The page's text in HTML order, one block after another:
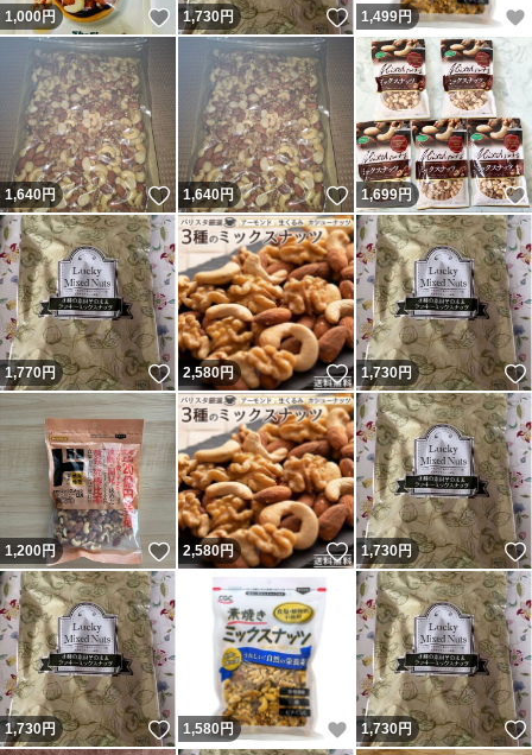
1,000円 いいね！
1,730円 いいね！
1,499円
1,640円 いいね！
1,640円 いいね！
1,699円
1,770円 いいね！
2,580円 いいね！
1,730円
1,200円 いいね！
2,580円 いいね！
1,730円
1,730円 いいね！
1,580円 いいね！
1,730円